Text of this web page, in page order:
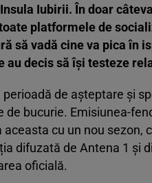
Iubirii. În doar
platformele de
să vadă cine va pica în
au decis să își testeze
perioadă de așteptare și
de bucurie. Emisiunea-
aceasta cu un nou
difuzată de Antena 1 și
oficială.